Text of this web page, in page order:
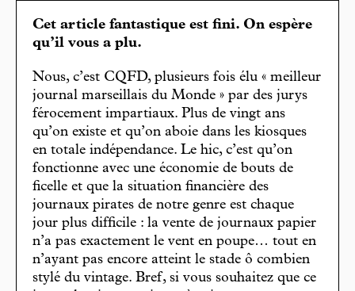
Cet article fantastique est fini. On espère
qu’il vous a plu.
Nous, c’est CQFD, plusieurs fois élu « meilleur
journal marseillais du Monde » par des jurys
férocement impartiaux. Plus de vingt ans
qu’on existe et qu’on aboie dans les kiosques
en totale indépendance. Le hic, c’est qu’on
fonctionne avec une économie de bouts de
ficelle et que la situation financière des
journaux pirates de notre genre est chaque
jour plus difficile : la vente de journaux papier
n’a pas exactement le vent en poupe… tout en
n’ayant pas encore atteint le stade ô combien
stylé du vintage. Bref, si vous souhaitez que ce